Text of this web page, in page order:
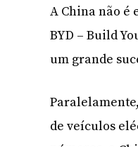
A China não é
BYD – Build
um grande
de veículos